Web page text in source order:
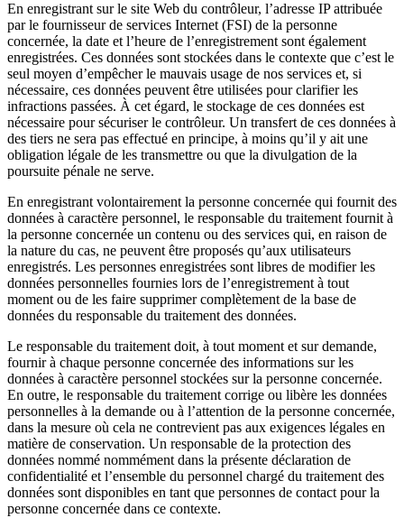
En enregistrant sur le site Web du contrôleur, l’adresse IP attribuée
par le fournisseur de services Internet (FSI) de la personne
concernée, la date et l’heure de l’enregistrement sont également
enregistrées. Ces données sont stockées dans le contexte que c’est le
seul moyen d’empêcher le mauvais usage de nos services et, si
nécessaire, ces données peuvent être utilisées pour clarifier les
infractions passées. À cet égard, le stockage de ces données est
nécessaire pour sécuriser le contrôleur. Un transfert de ces données à
des tiers ne sera pas effectué en principe, à moins qu’il y ait une
obligation légale de les transmettre ou que la divulgation de la
poursuite pénale ne serve.
En enregistrant volontairement la personne concernée qui fournit des
données à caractère personnel, le responsable du traitement fournit à
la personne concernée un contenu ou des services qui, en raison de
la nature du cas, ne peuvent être proposés qu’aux utilisateurs
enregistrés. Les personnes enregistrées sont libres de modifier les
données personnelles fournies lors de l’enregistrement à tout
moment ou de les faire supprimer complètement de la base de
données du responsable du traitement des données.
Le responsable du traitement doit, à tout moment et sur demande,
fournir à chaque personne concernée des informations sur les
données à caractère personnel stockées sur la personne concernée.
En outre, le responsable du traitement corrige ou libère les données
personnelles à la demande ou à l’attention de la personne concernée,
dans la mesure où cela ne contrevient pas aux exigences légales en
matière de conservation. Un responsable de la protection des
données nommé nommément dans la présente déclaration de
confidentialité et l’ensemble du personnel chargé du traitement des
données sont disponibles en tant que personnes de contact pour la
personne concernée dans ce contexte.